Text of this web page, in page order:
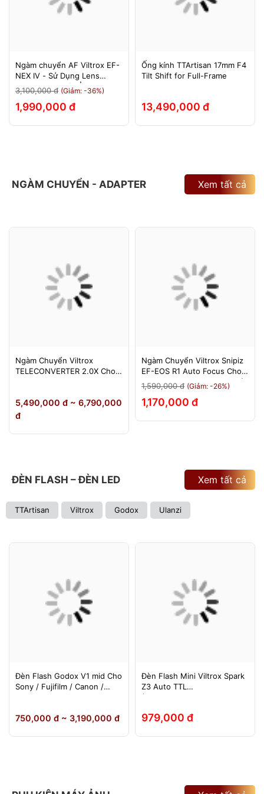
Ngàm chuyển AF Viltrox EF-
NEX IV - Sử Dụng Lens
Canon Trên Máy Ảnh Sony
E-Mount - Bảo Hành 12
Tháng.
3,100,000 đ (Giảm: -36%)
1,990,000 đ
Ống kính TTArtisan 17mm F4
Tilt Shift for Full-Frame
13,490,000 đ
NGÀM CHUYỂN - ADAPTER Xem tất cả
Ngàm Chuyển Viltrox
TELECONVERTER 2.0X Cho
Tháng
5,490,000 đ ~ 6,790,000
đ
Ngàm Chuyển Viltrox Snipiz
EF-EOS R1 Auto Focus Cho
Canon EOS R/RP/R5/R6 - Bảo
Hành 12 Tháng 1 Đổi 1
1,590,000 đ (Giảm: -26%)
1,170,000 đ
ĐÈN FLASH – ĐÈN LED
TTArtisan Viltrox Godox Ulanzi
Xem tất cả
Đèn Flash Godox V1 mid Cho
Sony / Fujifilm / Canon /
750,000 đ ~ 3,190,000 đ
Đèn Flash Mini Viltrox Spark
Z3 Auto TTL
(Fuji/Sony/Canon/Nikon)
979,000 đ